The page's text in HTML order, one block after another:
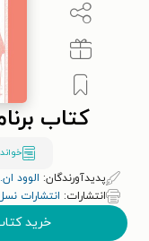
کتاب
پدیدآورندگان: الوود
انتشارات: انتشارات
خرید